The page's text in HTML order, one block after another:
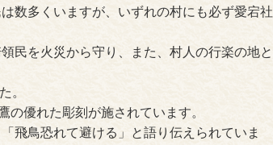
数多くいますが、いずれの村にも必ず愛宕社
民を火災から守り、また、村人の行楽の地と
。
優れた彫刻が施されています。
飛鳥恐れて避ける」と語り伝えられていま